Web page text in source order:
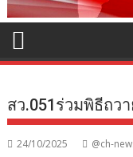
สว.051ร่วมพิธีถว
24/10/2025 @ch-